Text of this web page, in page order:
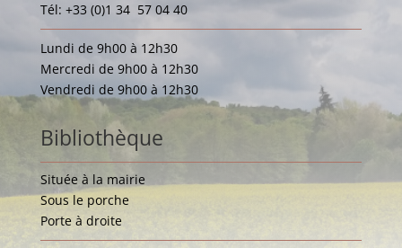
Tél: +33 (0)1 34 57 04 40
Lundi de 9h00 à 12h30
Mercredi de 9h00 à 12h30
Vendredi de 9h00 à 12h30
Bibliothèque
Située à la mairie
Sous le porche
Porte à droite